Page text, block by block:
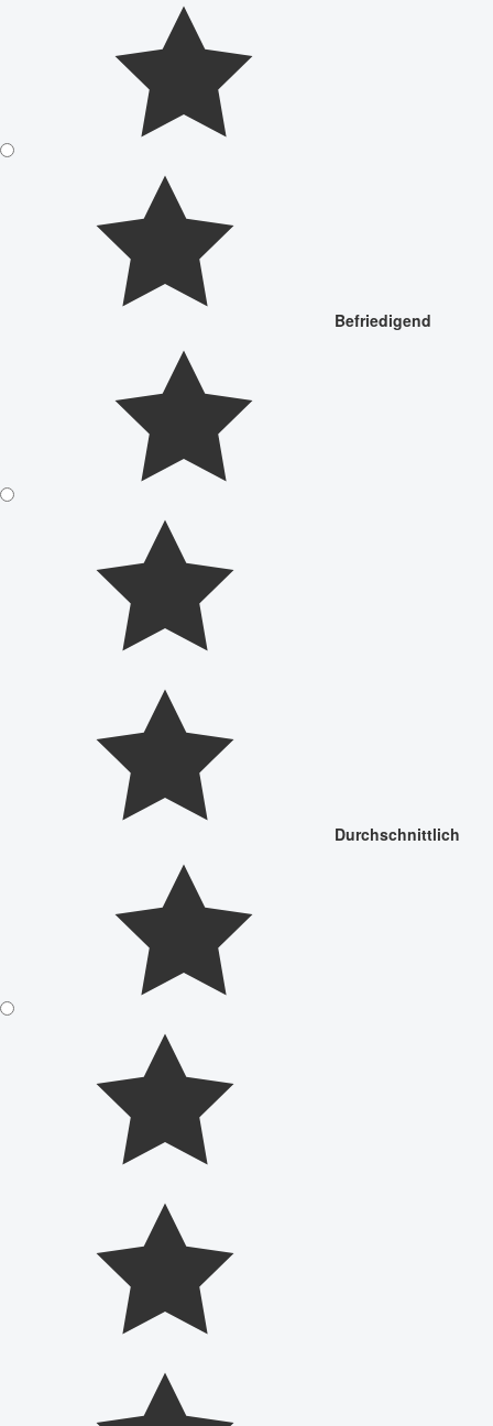
Befriedigend
Durchschnittlich